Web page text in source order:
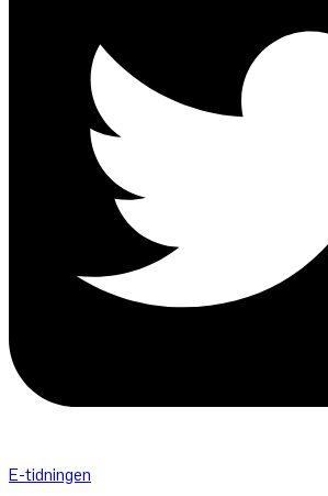
E-tidningen